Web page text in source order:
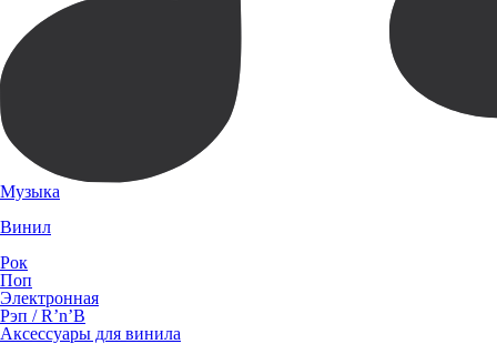
Музыка
Винил
Рок
Поп
Электронная
Рэп / R’n’B
Аксессуары для винила